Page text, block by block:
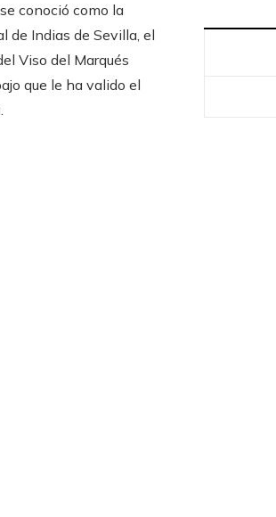
conoció como la
de Indias de Sevilla, el
Viso del Marqués
que le ha valido el